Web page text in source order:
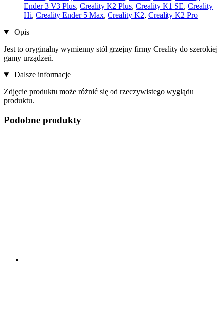
Ender 3 V3 Plus, Creality K2 Plus, Creality K1 SE, Creality
Hi, Creality Ender 5 Max, Creality K2, Creality K2 Pro
Opis
Jest to oryginalny wymienny stół grzejny firmy Creality do szerokiej
gamy urządzeń.
Dalsze informacje
Zdjęcie produktu może różnić się od rzeczywistego wyglądu
produktu.
Podobne produkty